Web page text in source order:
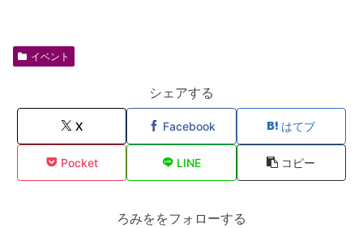
イベント
シェアする
X Facebook はてブ
Pocket LINE コピー
ろみををフォローする